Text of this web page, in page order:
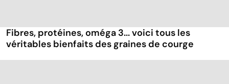
Fibres, protéines, oméga 3... voici tous les
véritables bienfaits des graines de courge